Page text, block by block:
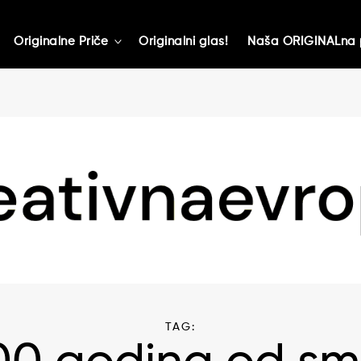
Originalne Priče toggle
Originalni glas! Naša
TAG: